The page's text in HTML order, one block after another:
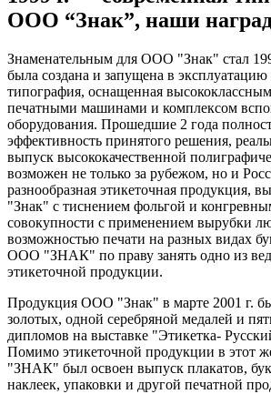
ООО “Знак”, наши
Знаменательным для ООО "Знак" стал
была создана и запущена в эксплуатацию
типография, оснащенная
печатными машинами и комплексом
оборудования. Прошедшие 2 года
эффективность принятого решения,
выпуск высококачественной
возможен не только за рубежом, но и
разнообразная этикеточная продукция,
"Знак" с тиснением фольгой и
совокупности с применением вырубки
возможностью печати на разных видах
ООО "ЗНАК" по праву занять одно из
этикеточной продукции.
Продукция ООО "Знак" в марте 2001 г.
золотых, одной серебряной медалей и
дипломов на выставке "Этикетка-
Помимо этикеточной продукции в этот
"ЗНАК" был освоен выпуск плакатов,
наклеек, упаковки и другой печатной